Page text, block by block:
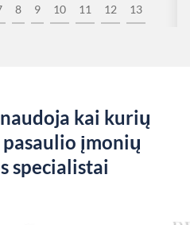
8 9 10 11 12 13
kai kurių
įmonių
specialistai